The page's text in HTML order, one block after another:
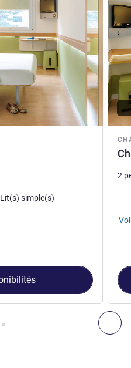
standard , Chambre 2 :
double(s) et 1 x Lit(s) simple(s)
2